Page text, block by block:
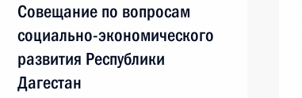
Совещание по вопросам
социально-экономического
развития Республики
Дагестан